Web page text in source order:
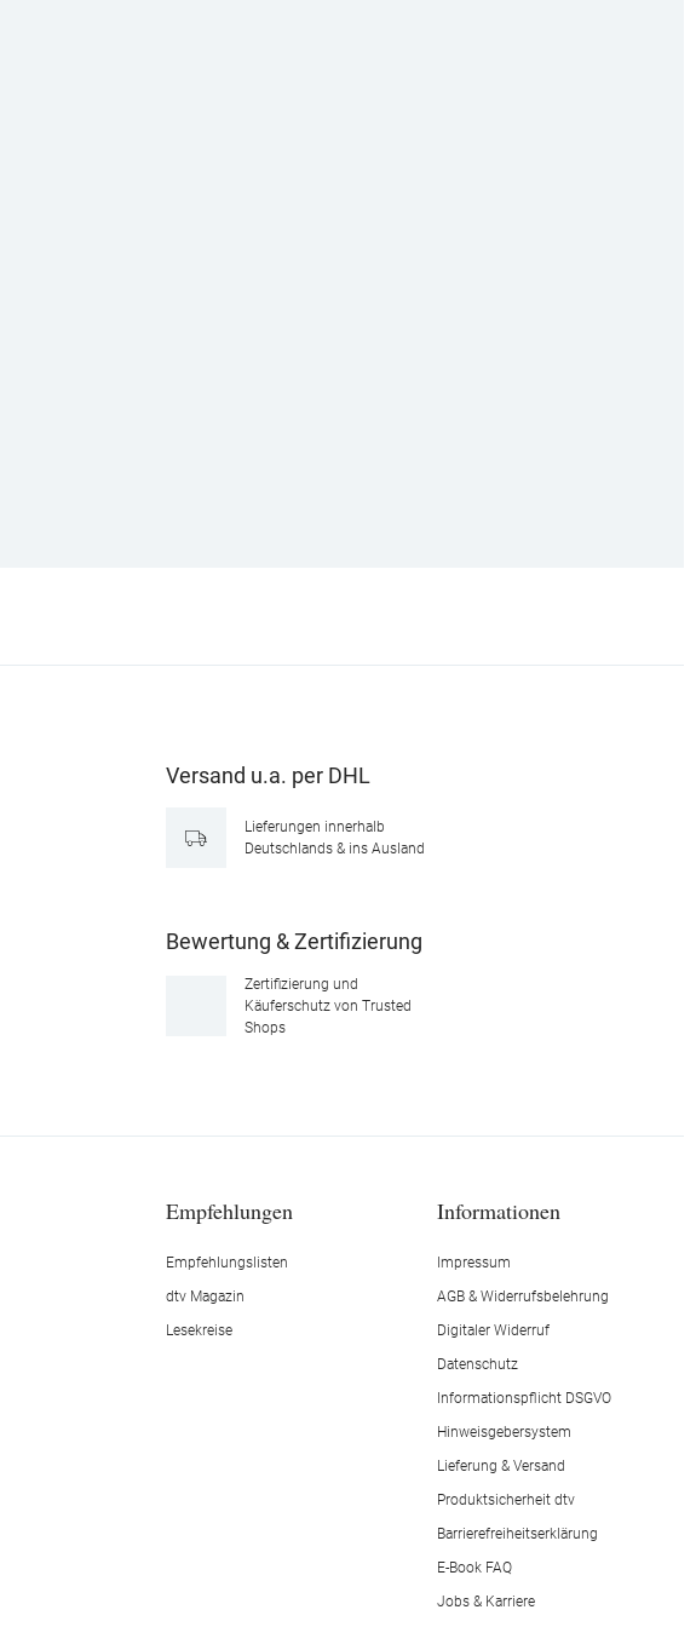
Versand u.a. per DHL
Lieferungen innerhalb
Deutschlands & ins Ausland
Bewertung & Zertifizierung
Zertifizierung und
Käuferschutz von Trusted
Shops
Empfehlungen
Empfehlungslisten
dtv Magazin
Lesekreise
Informationen
Impressum
AGB & Widerrufsbelehrung
Digitaler Widerruf
Datenschutz
Informationspflicht DSGVO
Hinweisgebersystem
Lieferung & Versand
Produktsicherheit dtv
Barrierefreiheitserklärung
E-Book FAQ
Jobs & Karriere